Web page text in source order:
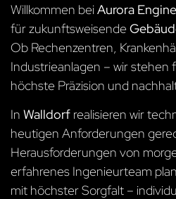
Willkommen beiAurora
für zukunftsweisende
Ob Rechenzentren,
Industrieanlagen – wir stehen
höchste Präzision und
In Walldorf realisieren wir
heutigen Anforderungen
Herausforderungen von
erfahrenes Ingenieurteam
mit höchster Sorgfalt –